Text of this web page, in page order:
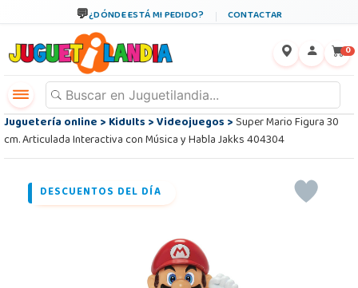
¿DÓNDE ESTÁ MI PEDIDO? CONTACTAR
0
Juguetería online>Kidults>Videojuegos>Super Mario Figura 30
cm. Articulada Interactiva con Música y Habla Jakks 404304
DESCUENTOS DEL DÍA